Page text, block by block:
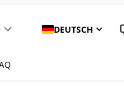
DEUTSCH